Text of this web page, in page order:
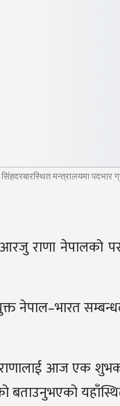
मन्त्रालयमा पदभार
राणा नेपालको
नेपाल–भारत
राणालाई आज एक